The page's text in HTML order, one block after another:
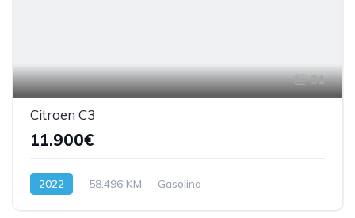
31
Citroen C3
11.900€
2022 58.496 KM Gasolina